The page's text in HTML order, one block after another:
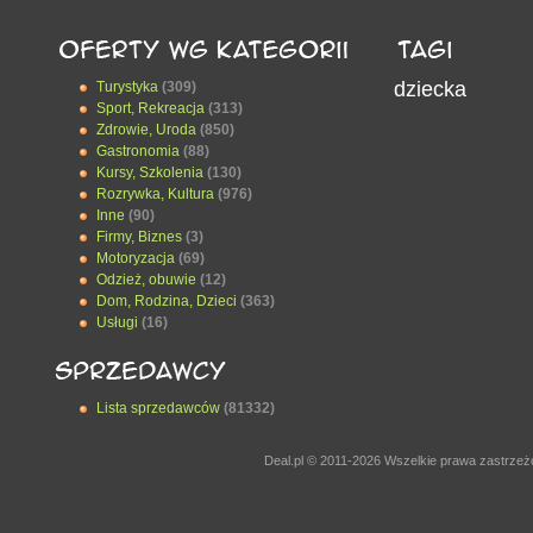
Turystyka (309)
Sport, Rekreacja (313)
Zdrowie, Uroda (850)
Gastronomia (88)
Kursy, Szkolenia (130)
Rozrywka, Kultura (976)
Inne (90)
Firmy, Biznes (3)
Motoryzacja (69)
Odzież, obuwie (12)
Dom, Rodzina, Dzieci (363)
Usługi (16)
Lista sprzedawców (81332)
dziecka
Deal.pl © 2011-2026 Wszelkie prawa